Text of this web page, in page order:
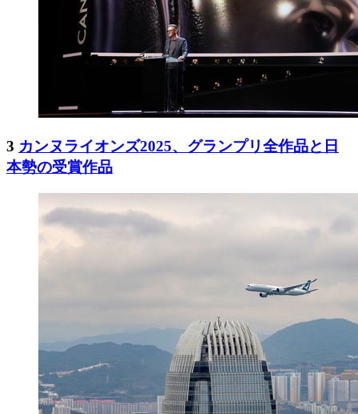
3 カンヌライオンズ2025、グランプリ全作品と日
本勢の受賞作品